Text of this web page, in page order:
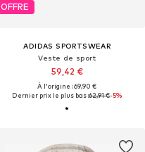
OFFRE
ADIDAS SPORTSWEAR
Veste de sport
59,42 €
À l'origine : 69,90 €
Dernier prix le plus bas :62,91 €-5%